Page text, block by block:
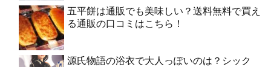
五平餅は通販でも美味しい？送料無料で買え
る通販の口コミはこちら！
源氏物語の浴衣で大人っぽいのは？シック